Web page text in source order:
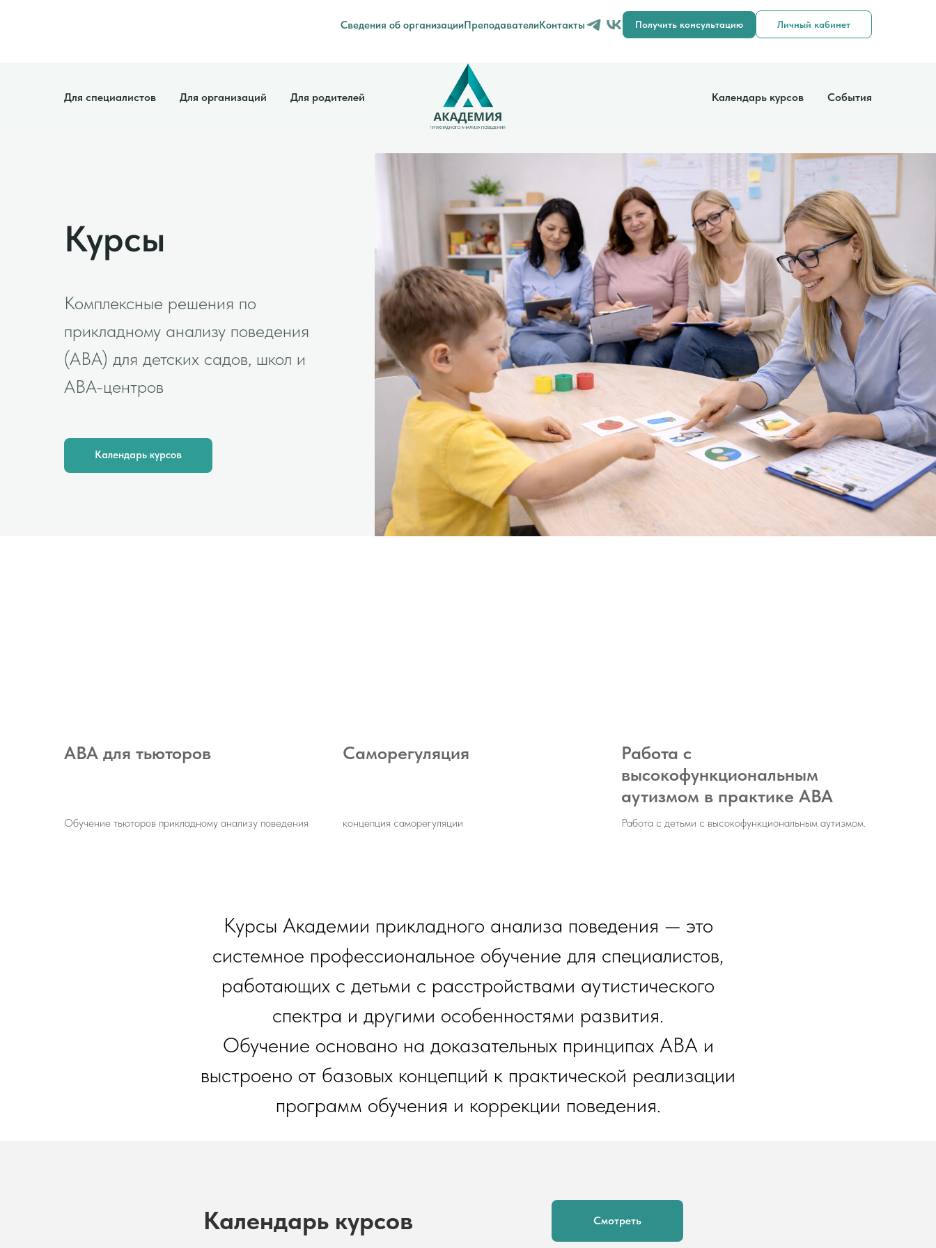
Сведения об организацииПреподавателиКонтакты Получить консультацию Личный кабинет
Для специалистов Для организаций Для родителей Календарь курсов События
Курсы
Комплексные решения по
прикладному анализу поведения
(ABA) для детских садов, школ и
АВА-центров
Календарь курсов
АВА для тьюторов
Обучение тьюторов прикладному анализу поведения
Саморегуляция
концепция саморегуляции
Работа с
высокофункциональным
аутизмом в практике ABA
Работа с детьми с высокофункциональным аутизмом.
Курсы Академии прикладного анализа поведения — это
системное профессиональное обучение для специалистов,
работающих с детьми с расстройствами аутистического
спектра и другими особенностями развития.
Обучение основано на доказательных принципах ABA и
выстроено от базовых концепций к практической реализации
программ обучения и коррекции поведения.
Календарь курсов Смотреть